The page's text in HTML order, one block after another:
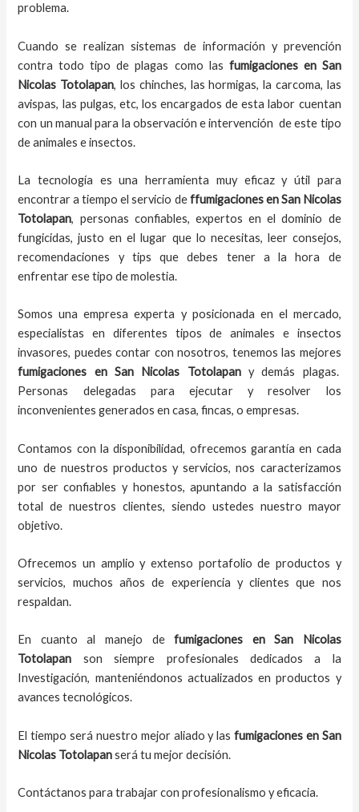
problema.
Cuando se realizan sistemas de información y prevención
contra todo tipo de plagas como las fumigacionesen San
Nicolas Totolapan, los chinches, las hormigas, la carcoma, las
avispas, las pulgas, etc, los encargados de esta labor cuentan
con un manual para la observación e intervención de este tipo
de animales e insectos.
La tecnología es una herramienta muy eficaz y útil para
encontrar a tiempo el servicio deffumigaciones en San Nicolas
Totolapan, personas confiables, expertos en el dominio de
fungicidas, justo en el lugar que lo necesitas, leer consejos,
recomendaciones y tips que debes tener a la hora de
enfrentar ese tipo de molestia.
Somos una empresa experta y posicionada en el mercado,
especialistas en diferentes tipos de animales e insectos
invasores, puedes contar con nosotros, tenemos las mejores
fumigaciones enSan Nicolas Totolapany demás plagas.
Personas delegadas para ejecutar y resolver los
inconvenientes generados en casa, fincas, o empresas.
Contamos con la disponibilidad, ofrecemos garantía en cada
uno de nuestros productos y servicios, nos caracterizamos
por ser confiables y honestos, apuntando a la satisfacción
total de nuestros clientes, siendo ustedes nuestro mayor
objetivo.
Ofrecemos un amplio y extenso portafolio de productos y
servicios, muchos años de experiencia y clientes que nos
respaldan.
En cuanto al manejo defumigaciones enSan Nicolas
Totolapan
son siempre profesionales dedicados a la
Investigación, manteniéndonos actualizados en productos y
avances tecnológicos.
El tiempo será nuestro mejor aliado ylas fumigaciones en San
Nicolas Totolapanserá tu mejor decisión.
Contáctanos para trabajar con profesionalismo y eficacia.